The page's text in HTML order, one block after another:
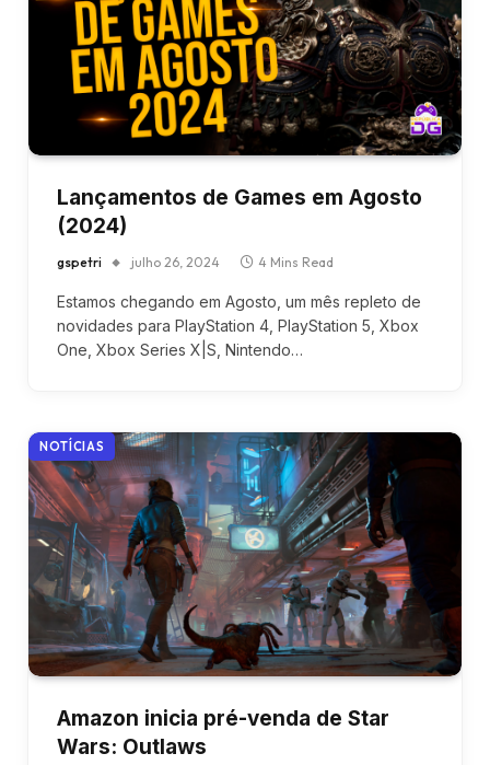
Lançamentos de Games em Agosto
(2024)
gspetri julho 26, 2024 4 Mins Read
Estamos chegando em Agosto, um mês repleto de
novidades para PlayStation 4, PlayStation 5, Xbox
One, Xbox Series X|S, Nintendo…
NOTÍCIAS
Amazon inicia pré-venda de Star
Wars: Outlaws